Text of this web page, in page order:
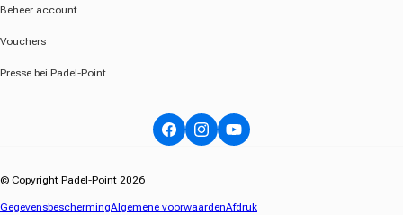
Beheer account
Vouchers
Presse bei Padel-Point
FacebookInstagramYouTube
© Copyright Padel-Point 2026
GegevensbeschermingAlgemene voorwaardenAfdruk